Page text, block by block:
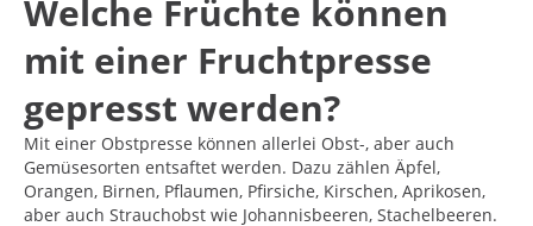
Welche Früchte können
mit einer Fruchtpresse
gepresst werden?
Mit einer Obstpresse können allerlei Obst-, aber auch
Gemüsesorten entsaftet werden. Dazu zählen Äpfel,
Orangen, Birnen, Pflaumen, Pfirsiche, Kirschen, Aprikosen,
aber auch Strauchobst wie Johannisbeeren, Stachelbeeren.